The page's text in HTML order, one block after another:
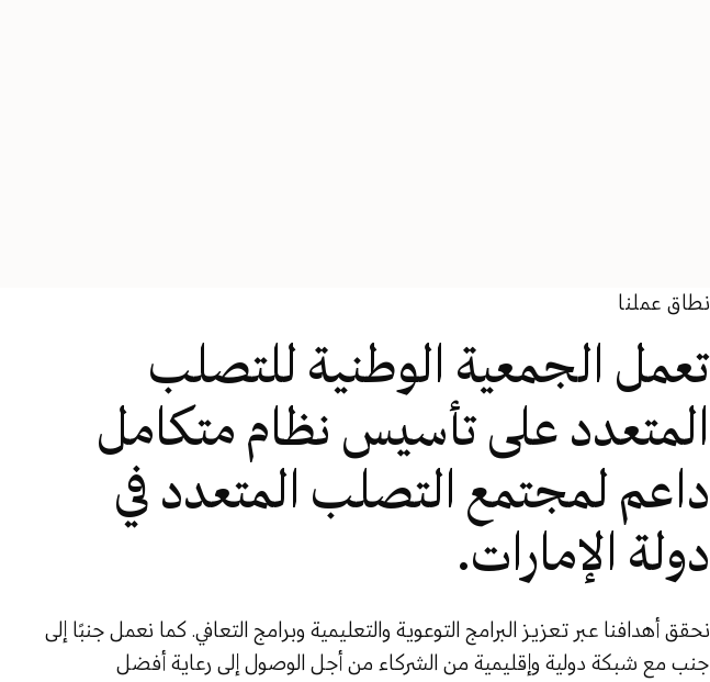
نطاق عملنا
تعمل الجمعية الوطنية للتصلب
المتعدد على تأسيس نظام متكامل
داعم لمجتمع التصلب المتعدد في
دولة الإمارات.
نحقق أهدافنا عبر تعزيز البرامج التوعوية والتعليمية وبرامج التعافي. كما نعمل جنبًا إلى
جنب مع شبكة دولية وإقليمية من الشركاء من أجل الوصول إلى رعاية أفضل